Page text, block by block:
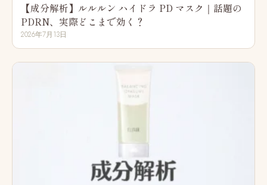
【成分解析】ルルルン ハイドラ PD マスク｜話題の
PDRN、実際どこまで効く？
2026年7月13日